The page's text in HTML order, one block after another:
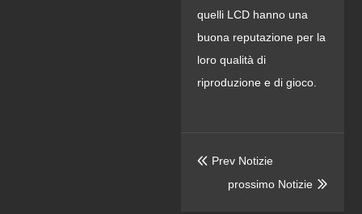
quelli LCD hanno una
buona reputazione per la
loro qualità di
riproduzione e di gioco.
 Prev Notizie

prossimo Notizie